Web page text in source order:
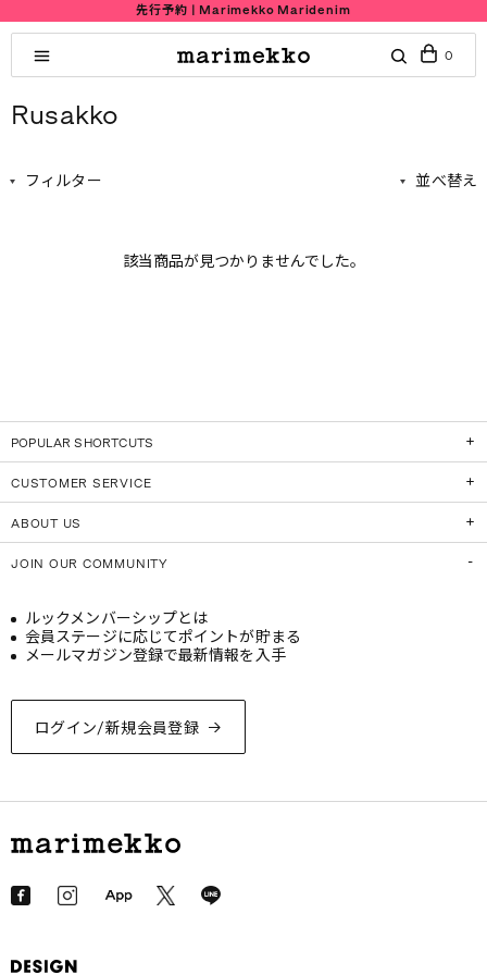
先行予約 | Marimekko Maridenim
0
Rusakko
フィルター 並べ替え
該当商品が見つかりませんでした。
POPULAR SHORTCUTS
CUSTOMER SERVICE
ABOUT US
JOIN OUR COMMUNITY
ログイン/新規会員登録
ルックメンバーシップとは
会員ステージに応じてポイントが貯まる
メールマガジン登録で最新情報を入手